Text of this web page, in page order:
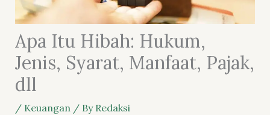
Apa Itu Hibah: Hukum,
Jenis, Syarat, Manfaat, Pajak,
dll
/ Keuangan/ By Redaksi